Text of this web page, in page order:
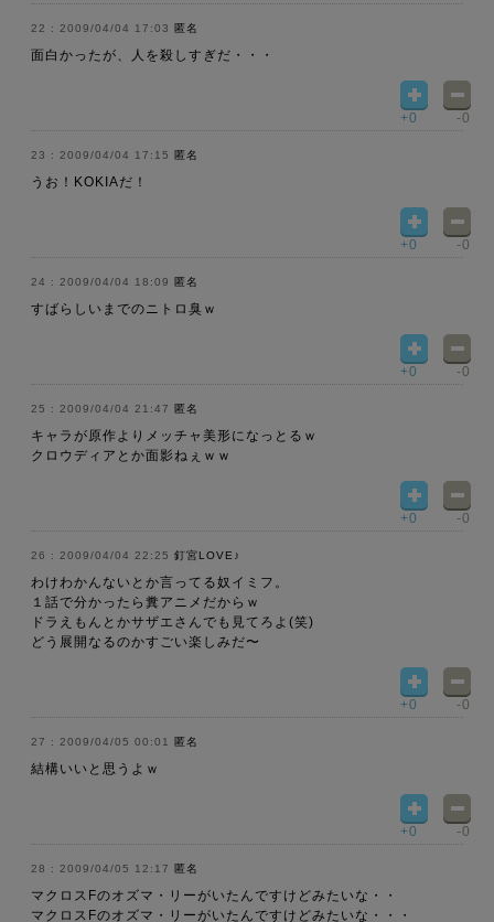
2009/04/04 17:03 匿名
面白かったが、人を殺しすぎだ・・・
+0 -0
2009/04/04 17:15 匿名
うお！KOKIAだ！
+0 -0
2009/04/04 18:09 匿名
すばらしいまでのニトロ臭ｗ
+0 -0
2009/04/04 21:47 匿名
キャラが原作よりメッチャ美形になっとるｗ
クロウディアとか面影ねぇｗｗ
+0 -0
2009/04/04 22:25 釘宮LOVE♪
わけわかんないとか言ってる奴イミフ。
１話で分かったら糞アニメだからｗ
ドラえもんとかサザエさんでも見てろよ(笑)
どう展開なるのかすごい楽しみだ〜
+0 -0
2009/04/05 00:01 匿名
結構いいと思うよｗ
+0 -0
2009/04/05 12:17 匿名
マクロスFのオズマ・リーがいたんですけどみたいな・・
マクロスFのオズマ・リーがいたんですけどみたいな・・・